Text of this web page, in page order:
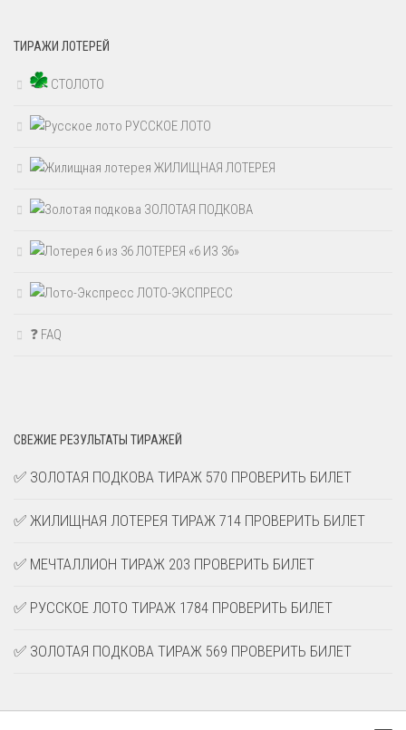
ТИРАЖИ ЛОТЕРЕЙ
СТОЛОТО
РУССКОЕ ЛОТО
ЖИЛИЩНАЯ ЛОТЕРЕЯ
ЗОЛОТАЯ ПОДКОВА
ЛОТЕРЕЯ «6 ИЗ 36»
ЛОТО-ЭКСПРЕСС
❓ FAQ
СВЕЖИЕ РЕЗУЛЬТАТЫ ТИРАЖЕЙ
✅ ЗОЛОТАЯ ПОДКОВА ТИРАЖ 570 ПРОВЕРИТЬ БИЛЕТ
✅ ЖИЛИЩНАЯ ЛОТЕРЕЯ ТИРАЖ 714 ПРОВЕРИТЬ БИЛЕТ
✅ МЕЧТАЛЛИОН ТИРАЖ 203 ПРОВЕРИТЬ БИЛЕТ
✅ РУССКОЕ ЛОТО ТИРАЖ 1784 ПРОВЕРИТЬ БИЛЕТ
✅ ЗОЛОТАЯ ПОДКОВА ТИРАЖ 569 ПРОВЕРИТЬ БИЛЕТ